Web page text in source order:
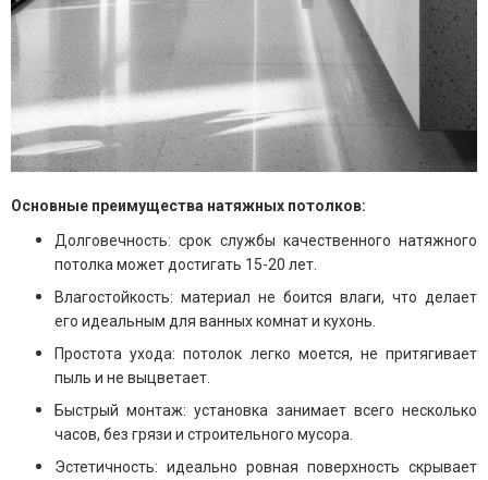
Основные преимущества натяжных потолков:
Долговечность: срок службы качественного натяжного
потолка может достигать 15-20 лет.
Влагостойкость: материал не боится влаги, что делает
его идеальным для ванных комнат и кухонь.
Простота ухода: потолок легко моется, не притягивает
пыль и не выцветает.
Быстрый монтаж: установка занимает всего несколько
часов, без грязи и строительного мусора.
Эстетичность: идеально ровная поверхность скрывает